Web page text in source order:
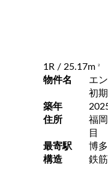
1R / 25.17m 2
物件名
エ
初
築年
住所
福
目
最寄駅
構造
鉄